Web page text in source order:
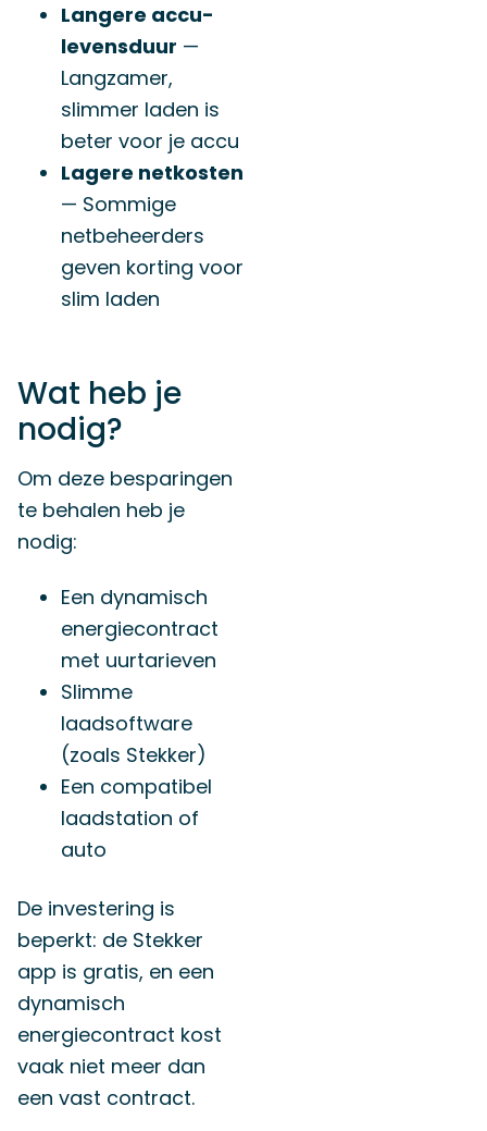
Langere accu-
levensduur —
Langzamer,
slimmer laden is
beter voor je accu
Lagere netkosten
— Sommige
netbeheerders
geven korting voor
slim laden
Wat heb je
nodig?
Om deze besparingen
te behalen heb je
nodig:
Een dynamisch
energiecontract
met uurtarieven
Slimme
laadsoftware
(zoals Stekker)
Een compatibel
laadstation of
auto
De investering is
beperkt: de Stekker
app is gratis, en een
dynamisch
energiecontract kost
vaak niet meer dan
een vast contract.